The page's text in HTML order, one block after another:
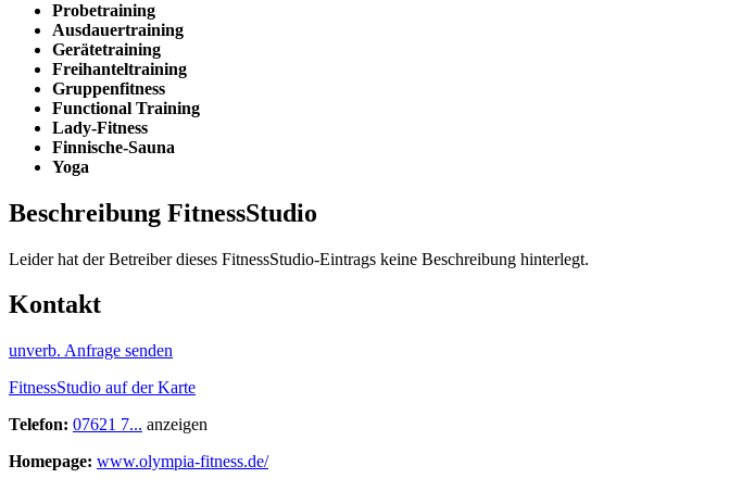
Probetraining
Ausdauertraining
Gerätetraining
Freihanteltraining
Gruppenfitness
Functional Training
Lady-Fitness
Finnische-Sauna
Yoga
Beschreibung FitnessStudio
Leider hat der Betreiber dieses FitnessStudio-Eintrags keine Beschreibung hinterlegt.
Kontakt
unverb. Anfrage senden
FitnessStudio auf der Karte
Telefon: 07621 7... anzeigen
Homepage: www.olympia-fitness.de/